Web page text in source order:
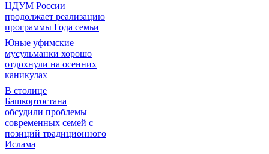
ЦДУМ России
продолжает реализацию
программы Года семьи
Юные уфимские
мусульманки хорошо
отдохнули на осенних
каникулах
В столице
Башкортостана
обсудили проблемы
современных семей с
позиций традиционного
Ислама